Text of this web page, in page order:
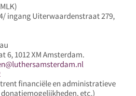
ingang Uiterwaardenstraat 279,
6, 1012 XM Amsterdam.
financiële en administratieve
etc.)